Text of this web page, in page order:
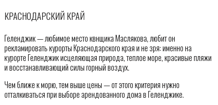
КРАСНОДАРСКИЙ КРАЙ
Геленджик — любимое место квнщика Маслякова, любит он
рекламировать курорты Краснодарского края и не зря: именно на
курорте Геленджик исцеляющая природа, теплое море, красивые пляжи
и восстанавливающий силы горный воздух.
Чем ближе к морю, тем выше цены — от этого критерия нужно
отталкиваться при выборе арендованного дома в Геленджике.